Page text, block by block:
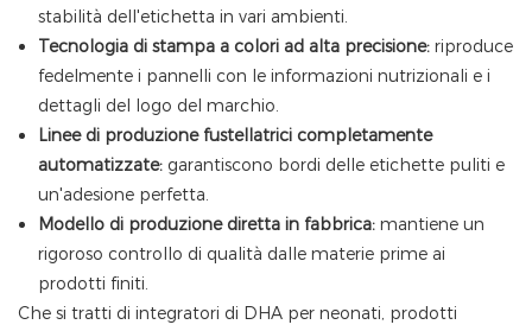
stabilità dell'etichetta in vari ambienti.
Tecnologia di stampa a colori ad alta precisione:riproduce
fedelmente i pannelli con le informazioni nutrizionali e i
dettagli del logo del marchio.
Linee di produzione fustellatrici completamente
automatizzate:garantiscono bordi delle etichette puliti e
un'adesione perfetta.
Modello di produzione diretta in fabbrica:mantiene un
rigoroso controllo di qualità dalle materie prime ai
prodotti finiti.
Che si tratti di integratori di DHA per neonati, prodotti